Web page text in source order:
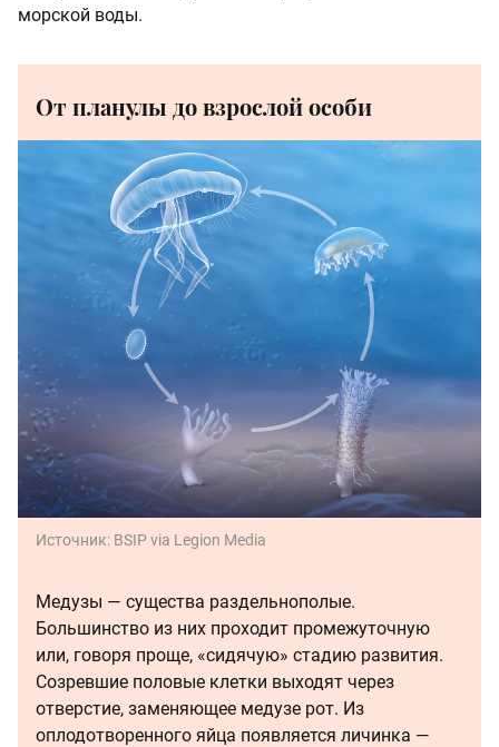
морской воды.
От планулы до взрослой особи
Источник: BSIP via Legion Media
Медузы — существа раздельнополые.
Большинство из них проходит промежуточную
или, говоря проще, «сидячую» стадию развития.
Созревшие половые клетки выходят через
отверстие, заменяющее медузе рот. Из
оплодотворенного яйца появляется личинка —